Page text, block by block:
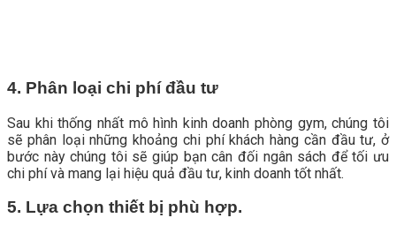
4. Phân loại chi phí đầu tư
Sau khi thống nhất mô hình kinh doanh phòng gym, chúng tôi
sẽ phân loại những khoảng chi phí khách hàng cần đầu tư, ở
bước này chúng tôi sẽ giúp bạn cân đối ngân sách để tối ưu
chi phí và mang lại hiệu quả đầu tư, kinh doanh tốt nhất.
5. Lựa chọn thiết bị phù hợp.